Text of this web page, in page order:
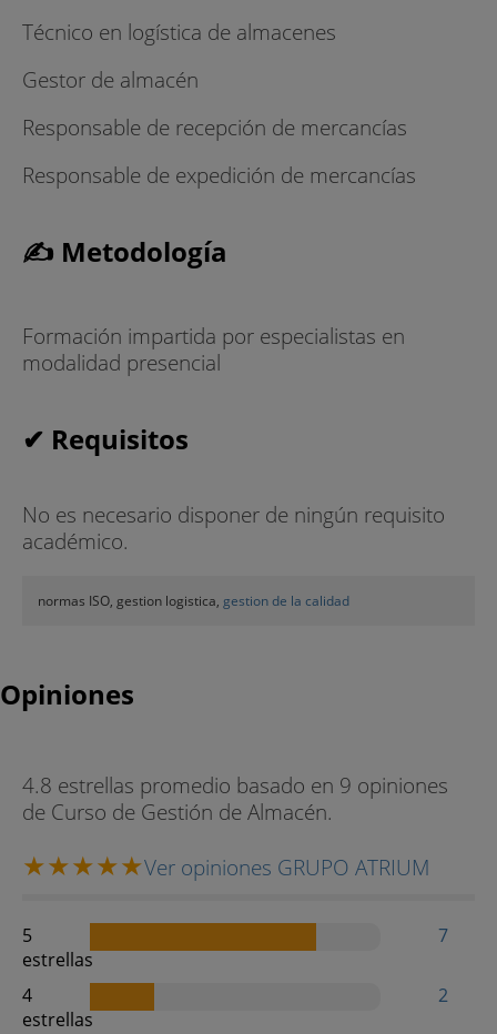
Técnico en logística de almacenes
Gestor de almacén
Responsable de recepción de mercancías
Responsable de expedición de mercancías
✍ Metodología
Formación impartida por especialistas en
modalidad presencial
✔ Requisitos
No es necesario disponer de ningún requisito
académico.
normas ISO, gestion logistica, gestion de la calidad
Opiniones
4.8 estrellas promedio basado en 9 opiniones
de Curso de Gestión de Almacén.
Ver opiniones GRUPO ATRIUM
5
estrellas
7
4
estrellas
2